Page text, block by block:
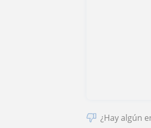
¿Hay algún